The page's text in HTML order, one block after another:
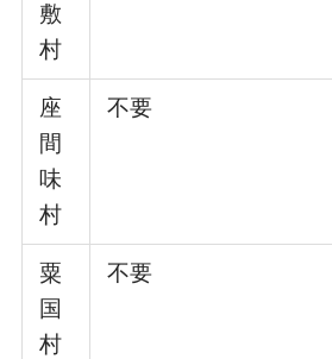
敷
村
座
間
味
村
不要
粟
国
村
不要